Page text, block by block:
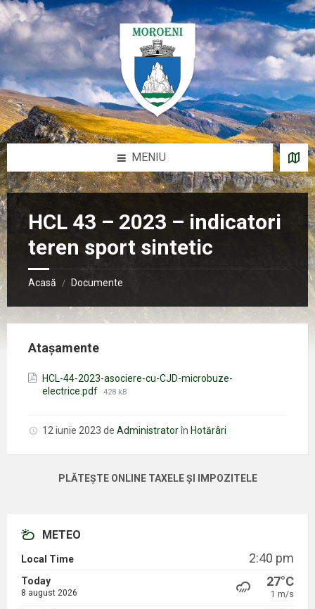
Sari
la
conținut
Salt
la
bara
laterală
stângă
Salt
la
bara
laterală
dreaptă
Salt
la
subsol
MENIU
HCL 43 – 2023 – indicatori
teren sport sintetic
Acasă / Documente
Atașamente
HCL-44-2023-asociere-cu-CJD-microbuze-
electrice.pdf Mărimea
428 kB
12 iunie 2023 de Administratorîn Hotărâri
PLĂTEȘTE ONLINE TAXELE ȘI IMPOZITELE
METEO
Local Time 2:40 pm
Today
8 august 2026
27°C
1 m/s